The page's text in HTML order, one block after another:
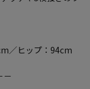
／ヒップ：94cm
－